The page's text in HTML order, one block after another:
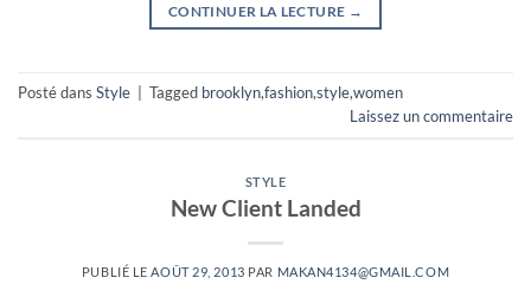
CONTINUER LA LECTURE →
Posté dans Style Tagged brooklyn,fashion,style,women
Laissez un commentaire
STYLE
New Client Landed
PUBLIÉ LEAOÛT 29, 2013 PAR MAKAN4134@GMAIL.COM